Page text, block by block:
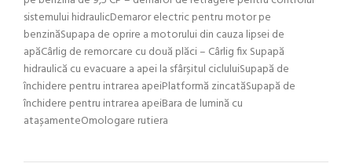
sistemului hidraulicDemaror electric pentru motor pe
benzinăSupapa de oprire a motorului din cauza lipsei de
apăCârlig de remorcare cu două plăci – Cârlig fix Supapă
hidraulică cu evacuare a apei la sfârșitul cicluluiSupapă de
închidere pentru intrarea apeiPlatformă zincatăSupapă de
închidere pentru intrarea apeiBara de lumină cu
atașamenteOmologare rutiera